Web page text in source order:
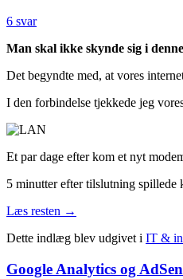
6 svar
Man skal ikke skynde sig i
Det begyndte med, at vores
I den forbindelse tjekkede jeg
Et par dage efter kom et nyt
5 minutter efter tilslutning spillede
Læs resten →
Dette indlæg blev udgivet i IT &
Google Analytics og